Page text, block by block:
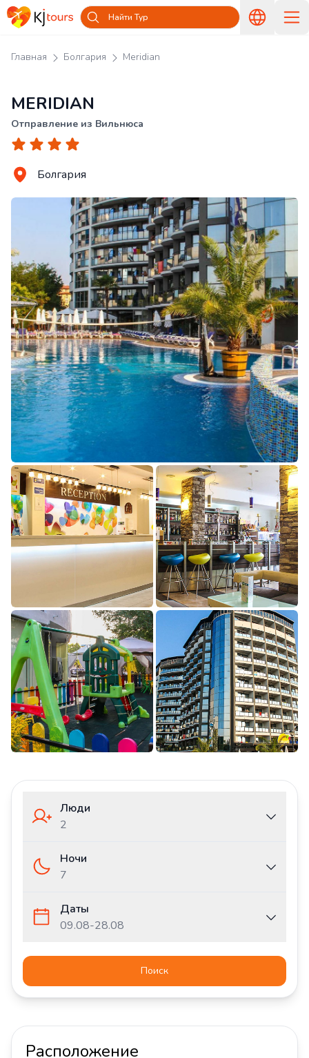
Найти Тур
Главная Болгария Meridian
MERIDIAN
Отправление из Вильнюса
Болгария
Люди
2
Ночи
7
Даты
09.08-28.08
Поиск
Расположение